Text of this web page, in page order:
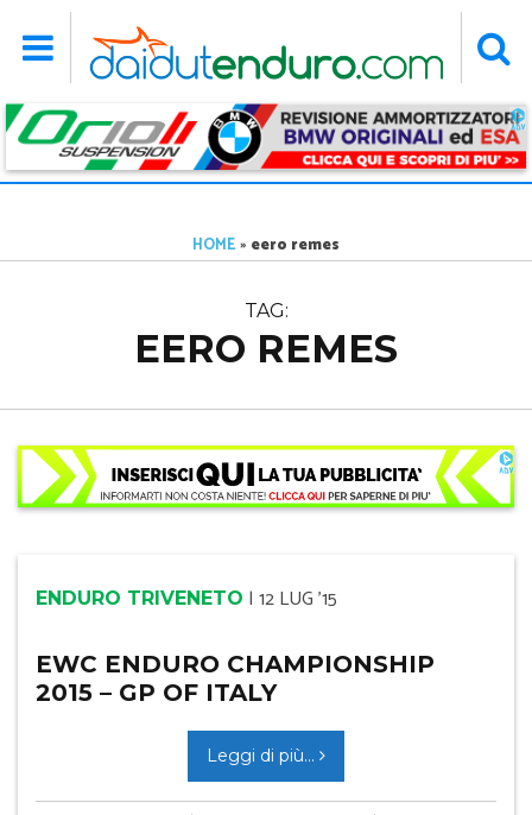
HOME» eero remes
TAG:
EERO REMES
ENDURO TRIVENETO | 12 LUG '15
EWC ENDURO CHAMPIONSHIP
2015 – GP OF ITALY
Leggi di più...